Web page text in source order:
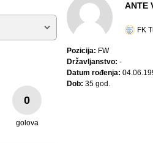
0
golova
ANTE
FK
Pozicija: FW
Državljanstvo: -
Datum rođenja:
Dob: 35 god.